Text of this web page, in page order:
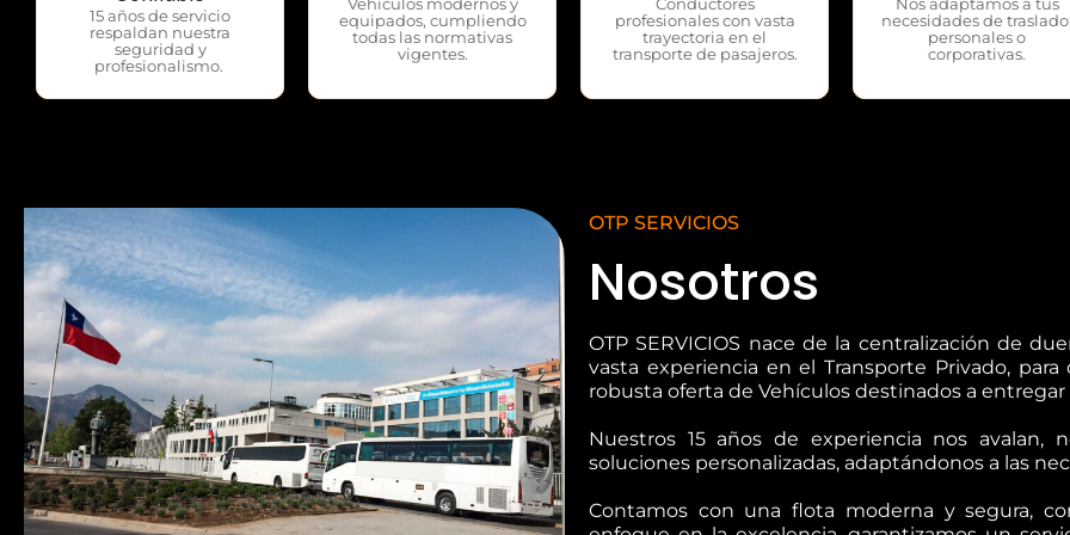
15 años de servicio
respaldan nuestra
seguridad y
profesionalismo.
equipados, cumpliendo
todas las normativas
vigentes.
profesionales con vasta
trayectoria en el
transporte de pasajeros.
necesidades de
personales o
corporativas.
OTP SERVICIOS
Nosotros
OTP SERVICIOS nace de la centralización de
vasta experiencia en el Transporte Privado,
robusta oferta de Vehículos destinados a
Nuestros 15 años de experiencia nos avalan,
soluciones personalizadas, adaptándonos a las
Contamos con una flota moderna y segura,